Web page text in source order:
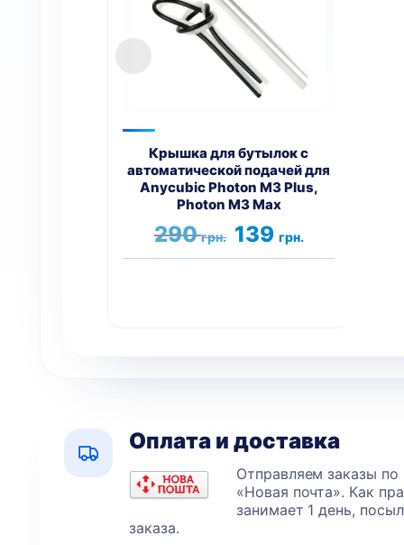
Крышка для бутылок с
автоматической подачей для
Anycubic Photon M3 Plus,
Photon M3 Max
290грн. Первоначальная
цена
составляла
139 грн.
цена:
139 грн..
Оплата и доставка
Отправляем заказы
«Новая почта». Как
занимает 1 день,
заказа.